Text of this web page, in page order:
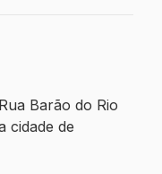
Rua Barão do Rio
cidade de